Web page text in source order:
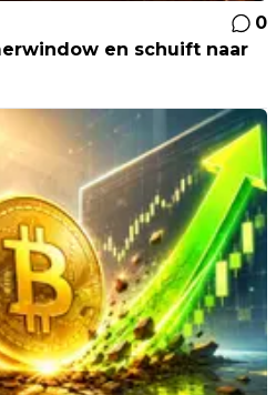
0
en schuift naar